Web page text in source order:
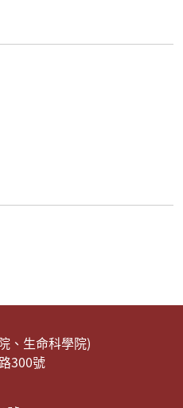
、生命科學院)
300號